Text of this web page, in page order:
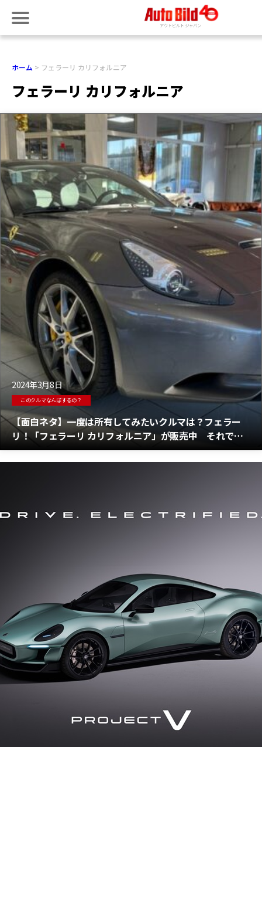
ホーム フェラーリ カリフォルニア
フェラーリ カリフォルニア
2024年3月8日
このクルマなんぼするの？
【面白ネタ】一度は所有してみたいクルマは？フェラー
リ！「フェラーリ カリフォルニア」が販売中 それでも
価格は安くない？